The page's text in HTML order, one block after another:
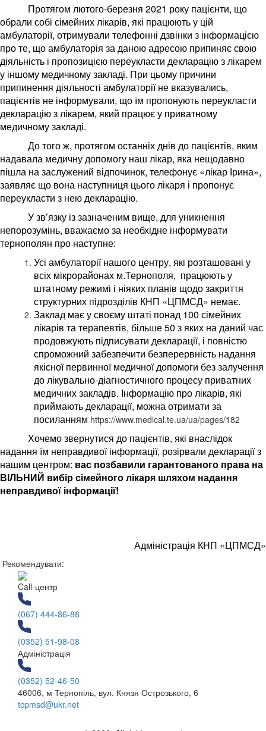
Протягом лютого-березня 2021 року пацієнти, що
обрали собі сімейних лікарів, які працюють у цій
амбулаторії, отримували телефонні дзвінки з інформацією
про те, що амбулаторія за даною адресою припиняє свою
діяльність і пропозицією переукласти декларацію з лікарем
у іншому медичному закладі. При цьому причини
припинення діяльності амбулаторії не вказувались,
пацієнтів не інформували, що їм пропонують переукласти
декларацію з лікарем, який працює у приватному
медичному закладі.
До того ж, протягом останніх днів до пацієнтів, яким
надавала медичну допомогу наш лікар, яка нещодавно
пішла на заслужений відпочинок, телефонує «лікар Ірина»,
заявляє що вона наступниця цього лікаря і пропонує
переукласти з нею декларацію.
У зв’язку із зазначеним вище, для уникнення
непорозумінь, вважаємо за необхідне інформувати
тернополян про наступне:
Усі амбулаторії нашого центру, які розташовані у
всіх мікрорайонах м.Тернополя, працюють у
штатному режимі і ніяких планів щодо закриття
структурних підрозділів КНП «ЦПМСД» немає.
Заклад має у своєму штаті понад 100 сімейних
лікарів та терапевтів, більше 50 з яких на даний час
продовжують підписувати декларації, і повністю
спроможний забезпечити безперервність надання
якісної первинної медичної допомоги без залучення
до лікувально-діагностичного процесу приватних
медичних закладів. Інформацію про лікарів, які
приймають декларації, можна отримати за
посиланням https://www.medical.te.ua/ua/pages/182
Хочемо звернутися до пацієнтів, які внаслідок
надання їм неправдивої інформації, розірвали декларації з
нашим центром: вас позбавили гарантованого права на
ВІЛЬНИЙ вибір сімейного лікаря шляхом надання
неправдивої інформації!
Адміністрація КНП «ЦПМСД»
Рекомендувати:
Call-центр
(067) 444-86-88
(0352) 51-98-08
Адміністрація
(0352) 52-46-50
46006, м Тернопіль, вул. Князя Острозького, 6
tcpmsd@ukr.net